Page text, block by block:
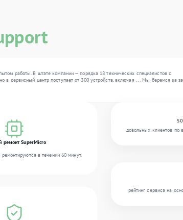
работы. В штате компании — порядка 18 технических специалистов с
сервисный центр поступает от 300 устройств, включая , , . Мы беремся за
ремонт SuperMicro
в течении 60 минут.
довольных клиентов по
рейтинг сервиса на